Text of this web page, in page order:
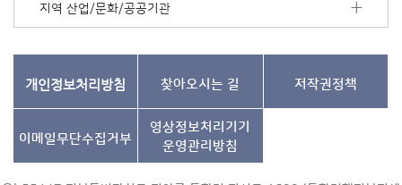
지역 산업/문화/공공기관
개인정보처리방침 찾아오시는 길 저작권정책
이메일무단수집거부
영상정보처리기기
운영관리방침